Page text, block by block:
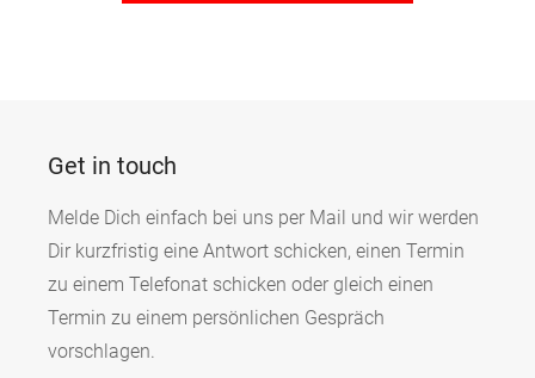
Get in touch
Melde Dich einfach bei uns per Mail und wir werden
Dir kurzfristig eine Antwort schicken, einen Termin
zu einem Telefonat schicken oder gleich einen
Termin zu einem persönlichen Gespräch
vorschlagen.